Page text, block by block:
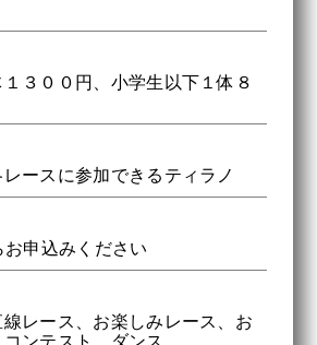
３００円、小学生以下１体８
ースに参加できるティラノ
申込みください
レース、お楽しみレース、お
ンテスト、ダンス